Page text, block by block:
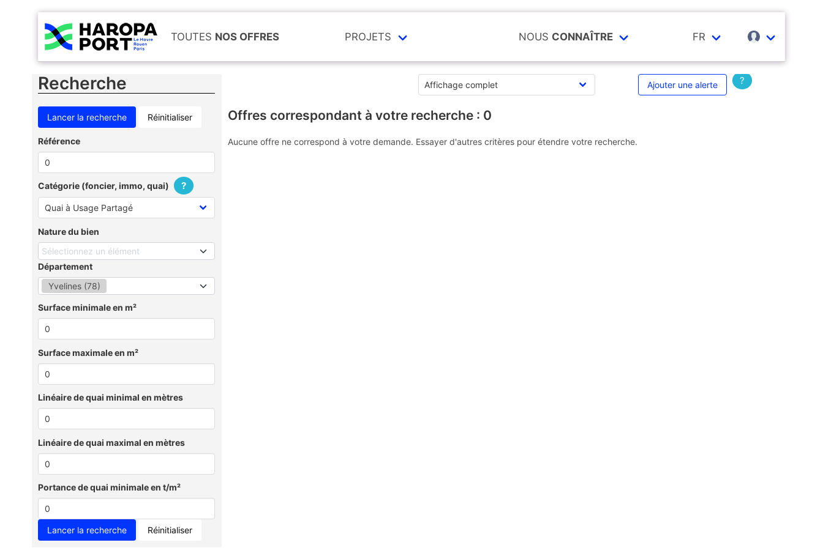
TOUTES NOS OFFRES PROJETS NOUS CONNAÎTRE FR
Recherche
Réinitialiser
Référence
Catégorie (foncier, immo, quai) ?
Nature du bien
Sélectionnez un élément
Département
Yvelines (78)
Surface minimale en m²
Surface maximale en m²
Linéaire de quai minimal en mètres
Linéaire de quai maximal en mètres
Portance de quai minimale en t/m²
Réinitialiser
Ajouter une alerte ?
Offres correspondant à votre recherche : 0
Aucune offre ne correspond à votre demande. Essayer d'autres critères pour étendre votre recherche.